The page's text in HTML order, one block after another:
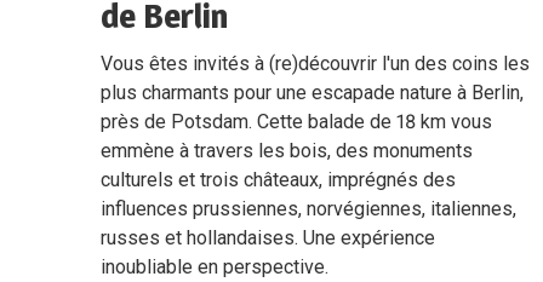
de Berlin
Vous êtes invités à (re)découvrir l'un des coins les
plus charmants pour une escapade nature à Berlin,
près de Potsdam. Cette balade de 18 km vous
emmène à travers les bois, des monuments
culturels et trois châteaux, imprégnés des
influences prussiennes, norvégiennes, italiennes,
russes et hollandaises. Une expérience
inoubliable en perspective.